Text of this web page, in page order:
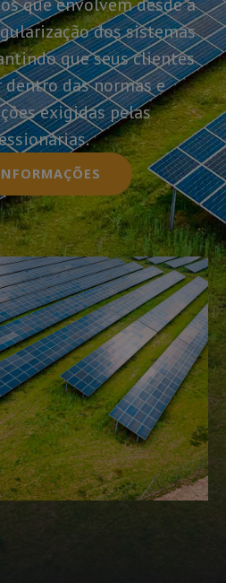
dos sistemas
que seus clientes
das normas e
exigidas pelas